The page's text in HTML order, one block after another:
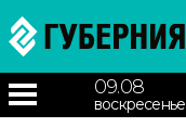
09.08
воскресенье